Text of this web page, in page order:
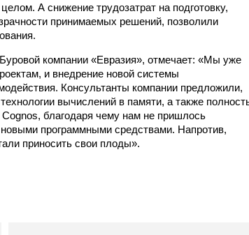
А снижение трудозатрат на подготовку,
принимаемых решений, позволили
компании «Евразия», отмечает: «Мы уже
и внедрение новой системы
Консультанты компании предложили,
вычислений в памяти, а также
благодаря чему нам не пришлось
программными средствами. Напротив,
приносить свои плоды».